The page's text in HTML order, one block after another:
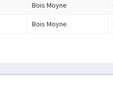
Bois Moyne
Bois Moyne